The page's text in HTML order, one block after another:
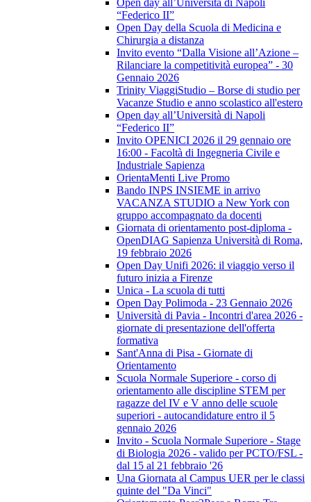
Open day all’Università di Napoli
“Federico II”
Open Day della Scuola di Medicina e
Chirurgia a distanza
Invito evento “Dalla Visione all’Azione –
Rilanciare la competitività europea” - 30
Gennaio 2026
Trinity ViaggiStudio – Borse di studio per
Vacanze Studio e anno scolastico all'estero
Open day all’Università di Napoli
“Federico II”
Invito OPENICI 2026 il 29 gennaio ore
16:00 - Facoltà di Ingegneria Civile e
Industriale Sapienza
OrientaMenti Live Promo
Bando INPS INSIEME in arrivo
VACANZA STUDIO a New York con
gruppo accompagnato da docenti
Giornata di orientamento post-diploma -
OpenDIAG Sapienza Università di Roma,
19 febbraio 2026
Open Day Unifi 2026: il viaggio verso il
futuro inizia a Firenze
Unica - La scuola di tutti
Open Day Polimoda - 23 Gennaio 2026
Università di Pavia - Incontri d'area 2026 -
giornate di presentazione dell'offerta
formativa
Sant'Anna di Pisa - Giornate di
Orientamento
Scuola Normale Superiore - corso di
orientamento alle discipline STEM per
ragazze del IV e V anno delle scuole
superiori - autocandidature entro il 5
gennaio 2026
Invito - Scuola Normale Superiore - Stage
di Biologia 2026 - valido per PCTO/FSL -
dal 15 al 21 febbraio '26
Una Giornata al Campus UER per le classi
quinte del "Da Vinci"